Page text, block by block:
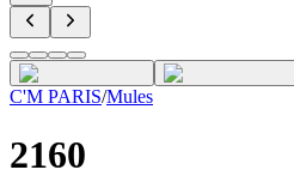
C'M PARIS/Mules
2160